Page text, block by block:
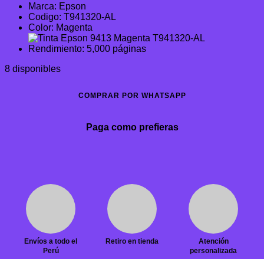
original
era:
S/375.21.
actual
es:
S/253.93.
Marca: Epson
Codigo: T941320-AL
Color: Magenta
Rendimiento: 5,000 páginas
8 disponibles
COMPRAR POR WHATSAPP
Paga como prefieras
Envíos a todo el
Perú
Retiro en tienda
Atención
personalizada